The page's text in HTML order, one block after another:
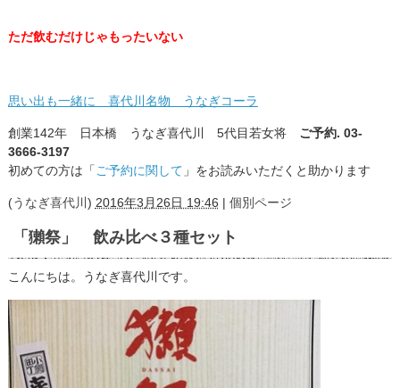
ただ飲むだけじゃもったいない
思い出も一緒に 喜代川名物 うなぎコーラ
創業142年 日本橋 うなぎ喜代川 5代目若女将 ご予約. 03-
3666-3197
初めての方は「ご予約に関して 」をお読みいただくと助かります
(うなぎ喜代川 ) 2016年3月26日 19:46 | 個別ページ
「獺祭」 飲み比べ３種セット
こんにちは。うなぎ喜代川です。